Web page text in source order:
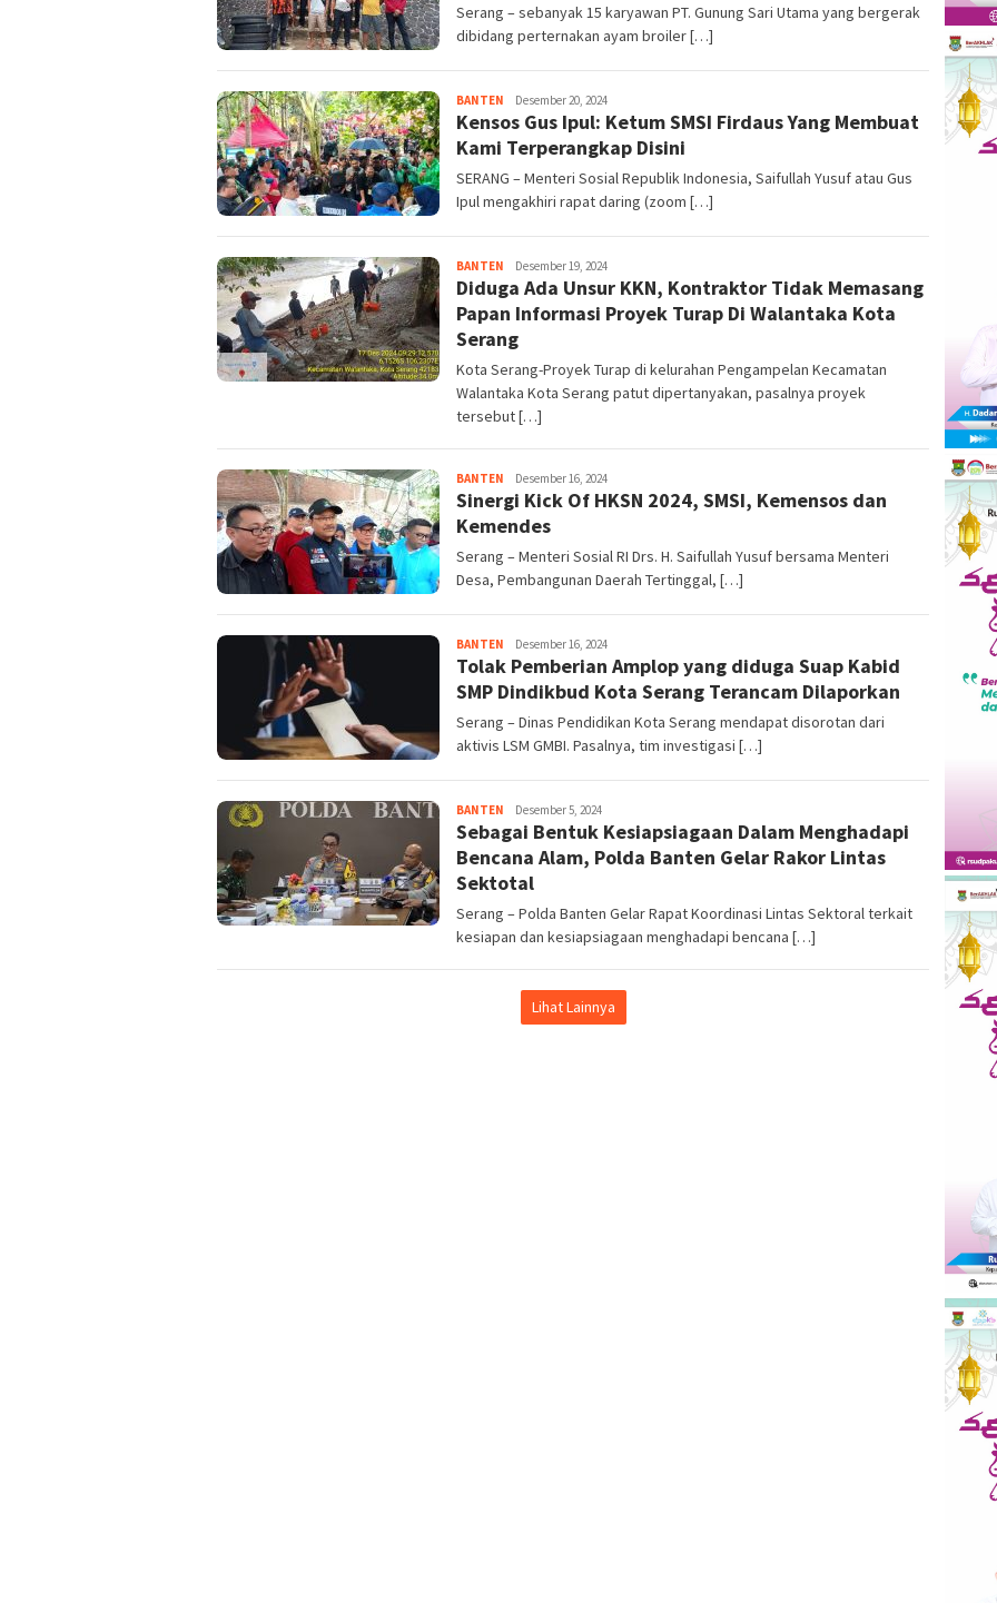
Serang – sebanyak 15 karyawan PT. Gunung Sari Utama yang bergerak
dibidang perternakan ayam broiler […]
BANTEN Kejar
Info
Desember 20, 2024
Kensos Gus Ipul: Ketum SMSI Firdaus Yang Membuat
Kami Terperangkap Disini
SERANG – Menteri Sosial Republik Indonesia, Saifullah Yusuf atau Gus
Ipul mengakhiri rapat daring (zoom […]
BANTEN Kejar
Info
Desember 19, 2024
Diduga Ada Unsur KKN, Kontraktor Tidak Memasang
Papan Informasi Proyek Turap Di Walantaka Kota
Serang
Kota Serang-Proyek Turap di kelurahan Pengampelan Kecamatan
Walantaka Kota Serang patut dipertanyakan, pasalnya proyek
tersebut […]
BANTEN Kejar
Info
Desember 16, 2024
Sinergi Kick Of HKSN 2024, SMSI, Kemensos dan
Kemendes
Serang – Menteri Sosial RI Drs. H. Saifullah Yusuf bersama Menteri
Desa, Pembangunan Daerah Tertinggal, […]
BANTEN Kejar
Info
Desember 16, 2024
Tolak Pemberian Amplop yang diduga Suap Kabid
SMP Dindikbud Kota Serang Terancam Dilaporkan
Serang – Dinas Pendidikan Kota Serang mendapat disorotan dari
aktivis LSM GMBI. Pasalnya, tim investigasi […]
BANTEN Kejar
Info
Desember 5, 2024
Sebagai Bentuk Kesiapsiagaan Dalam Menghadapi
Bencana Alam, Polda Banten Gelar Rakor Lintas
Sektotal
Serang – Polda Banten Gelar Rapat Koordinasi Lintas Sektoral terkait
kesiapan dan kesiapsiagaan menghadapi bencana […]
Lihat Lainnya